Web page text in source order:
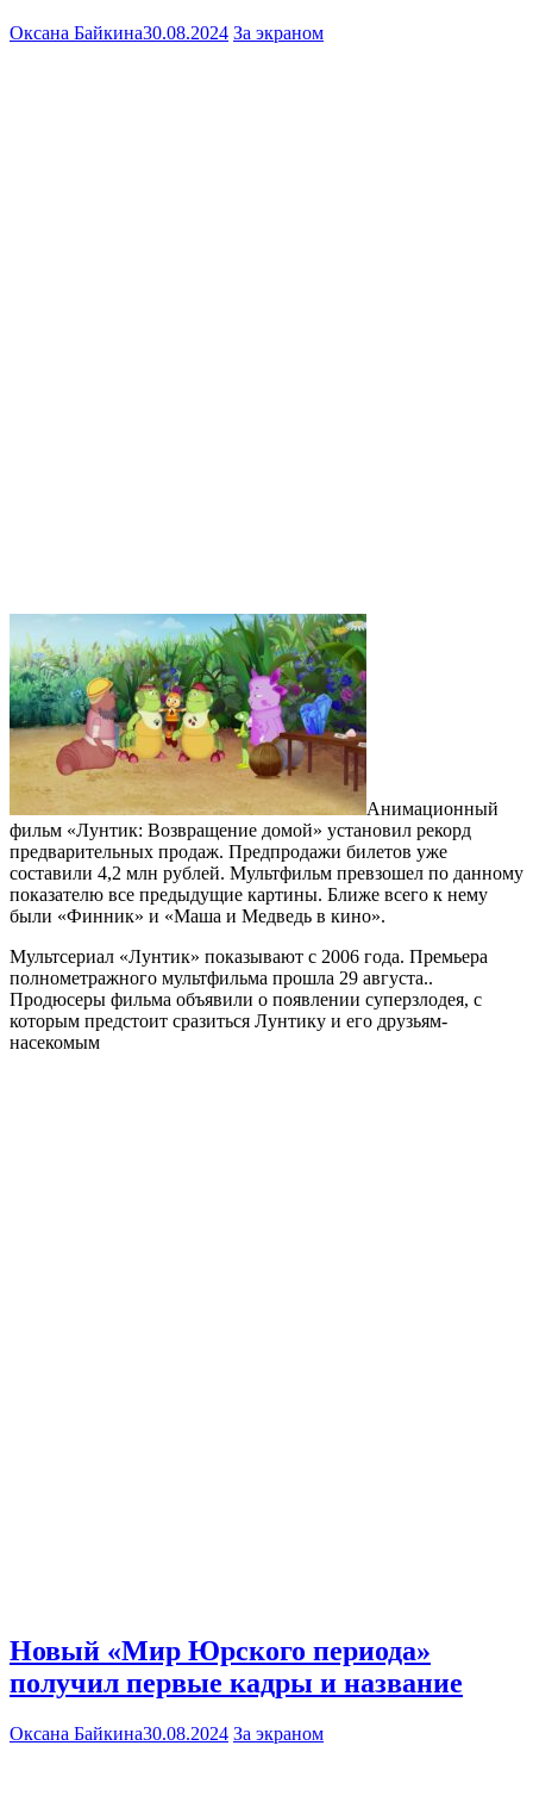
Оксана Байкина30.08.2024 За экраном
Анимационный
фильм «Лунтик: Возвращение домой» установил рекорд
предварительных продаж. Предпродажи билетов уже
составили 4,2 млн рублей. Мультфильм превзошел по данному
показателю все предыдущие картины. Ближе всего к нему
были «Финник» и «Маша и Медведь в кино».
Мультсериал «Лунтик» показывают с 2006 года. Премьера
полнометражного мультфильма прошла 29 августа..
Продюсеры фильма объявили о появлении суперзлодея, с
которым предстоит сразиться Лунтику и его друзьям-
насекомым
Новый «Мир Юрского периода»
получил первые кадры и название
Оксана Байкина30.08.2024 За экраном